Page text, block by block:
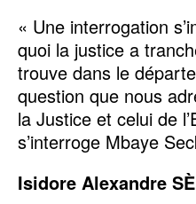
« Une interrogation
quoi la justice a
trouve dans le
question que nous
la Justice et celui de
s’interroge Mbaye
Isidore Alexandre